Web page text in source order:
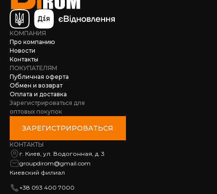
КОМПАНИЯ
Про компанию
Новости
Контакты
ПОКУПАТЕЛЯМ
Публичная оферта
Обмен и возврат
Оплата и доставка
Зарегистрироваться для
оптовых покупок
ЗАРЕГИСТРИРОВАТЬСЯ
КОНТАКТЫ
г. Киев, ул. Водогонная, д. 3
groupdirom@gmail.com
Киевский филиал
+38 093 400 7000